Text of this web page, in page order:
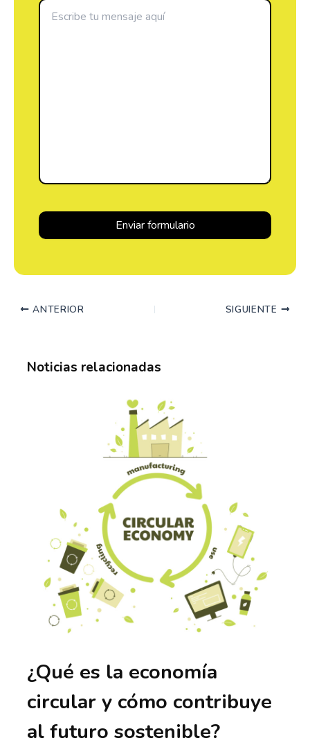
ANTERIOR SIGUIENTE
Noticias relacionadas
¿Qué es la economía
circular y cómo contribuye
al futuro sostenible?